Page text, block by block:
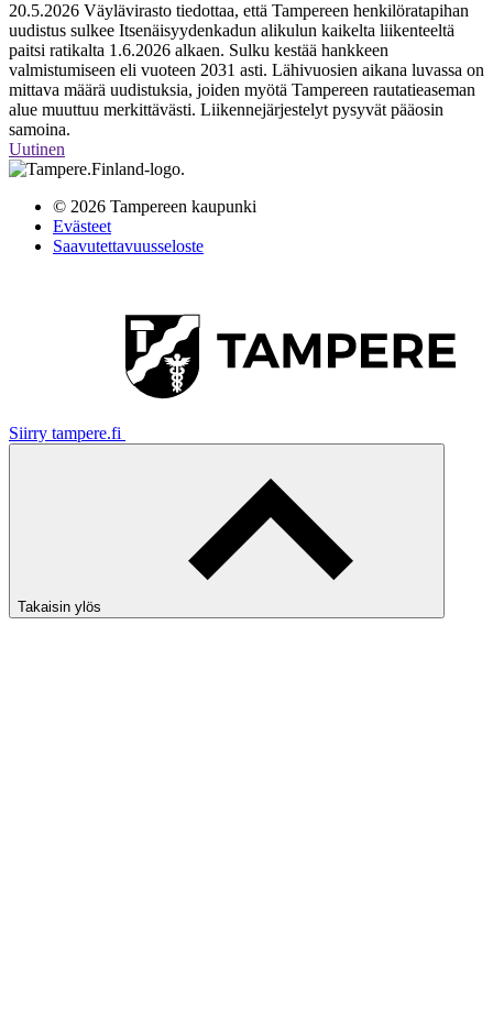
20.5.2026 Väylävirasto tiedottaa, että Tampereen henkilöratapihan
uudistus sulkee Itsenäisyydenkadun alikulun kaikelta liikenteeltä
paitsi ratikalta 1.6.2026 alkaen. Sulku kestää hankkeen
valmistumiseen eli vuoteen 2031 asti. Lähivuosien aikana luvassa on
mittava määrä uudistuksia, joiden myötä Tampereen rautatieaseman
alue muuttuu merkittävästi. Liikennejärjestelyt pysyvät pääosin
samoina.
Uutinen
© 2026 Tampereen kaupunki
Evästeet
Saavutettavuusseloste
Siirry tampere.fi
Takaisin ylös